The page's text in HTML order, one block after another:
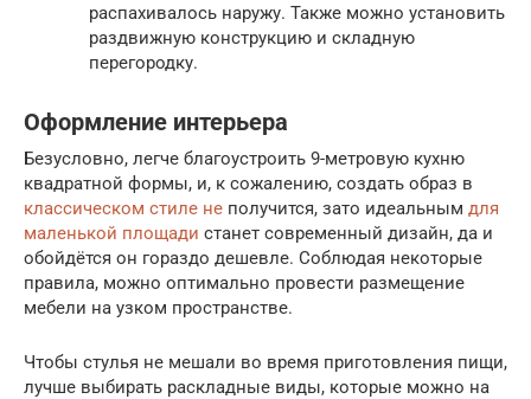
распахивалось наружу. Также можно установить
раздвижную конструкцию и складную
перегородку.
Оформление интерьера
Безусловно, легче благоустроить 9-метровую кухню
квадратной формы, и, к сожалению, создать образ в
классическом стиле не получится, зато идеальным для
маленькой площади станет современный дизайн, да и
обойдётся он гораздо дешевле. Соблюдая некоторые
правила, можно оптимально провести размещение
мебели на узком пространстве.
Чтобы стулья не мешали во время приготовления пищи,
лучше выбирать раскладные виды, которые можно на